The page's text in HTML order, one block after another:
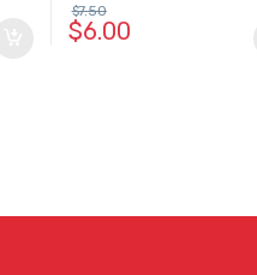
$6.00
$7.50